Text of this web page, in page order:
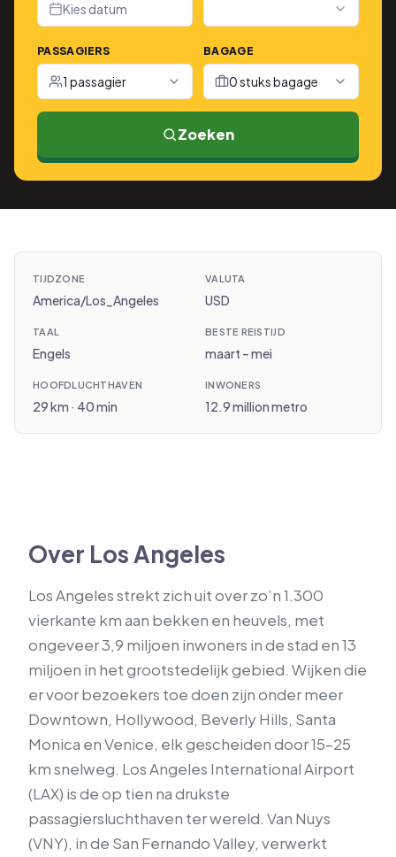
Kies datum
PASSAGIERS
1 passagier
BAGAGE
0 stuks bagage
Zoeken
TIJDZONE
America/Los_Angeles
VALUTA
USD
TAAL
Engels
BESTE REISTIJD
maart – mei
HOOFDLUCHTHAVEN
29 km · 40 min
INWONERS
12.9 million metro
Over Los Angeles
Los Angeles strekt zich uit over zo’n 1.300
vierkante km aan bekken en heuvels, met
ongeveer 3,9 miljoen inwoners in de stad en 13
miljoen in het grootstedelijk gebied. Wijken die
er voor bezoekers toe doen zijn onder meer
Downtown, Hollywood, Beverly Hills, Santa
Monica en Venice, elk gescheiden door 15–25
km snelweg. Los Angeles International Airport
(LAX) is de op tien na drukste
passagiersluchthaven ter wereld. Van Nuys
(VNY), in de San Fernando Valley, verwerkt